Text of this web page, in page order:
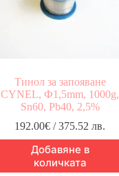
Тинол за запояване
CYNEL, Ф1,5mm, 1000g,
Sn60, Pb40, 2,5%
192.00€ / 375.52 лв.
Добавяне в
количката